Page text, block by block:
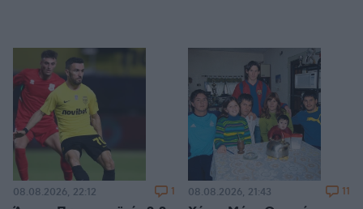
08.08.2026, 22:12 1 08.08.2026, 21:43 11